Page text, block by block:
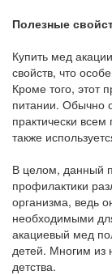
Полезные
Купить мед
свойств, что
Кроме того, этот
питании. Обычно
практически
также
В целом, данный
профилактики
организма, ведь
необходимыми
акациевый мед
детей. Многим из
детства.